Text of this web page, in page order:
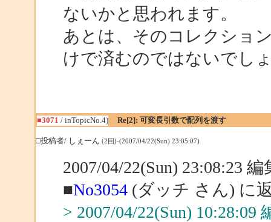
ないかと思われます。
あとは、そのコレクショ
けで済むのではないでし
■3071 / inTopicNo.4) Re[2]: 可変長引数で配列を渡す
□投稿者/ しぇーん (2回)-(2007/04/22(Sun) 23:05:07)
2007/04/22(Sun) 23:08:23
■No3054(ダッチ さん) に
> 2007/04/22(Sun) 10:28:09